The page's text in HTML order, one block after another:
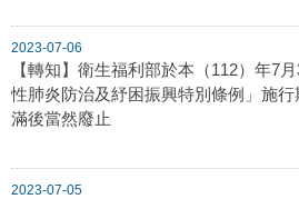
2023-07-06
【轉知】衛生福利部於本（112）年7
性肺炎防治及紓困振興特別條例」施
滿後當然廢止
2023-07-05